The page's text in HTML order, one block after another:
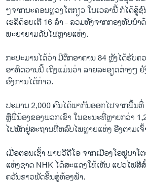
ໆຈາກນະຄອນຫຼວງໂຕກຽວ ໃນເວລານີ້ ກໍໄດ້ສູ້
ເຮລິຄ໊ອບເຕີ 16 ລຳ - ລວມທັງຈາກກອງທັບນຳ
ພະຍາຍາມດັບໄຟຫຼາຍແຫ່ງ.
ກະປະມານໄດ້ວ່າ ມີຕຶກອາຄານ 84 ຫຼັງໄດ້ຮັບຄ
ອາທິດວານນີ້ ເຖິງແມ່ນວ່າ ລາຍລະອຽດຕ່າງໆ
ອົງການໄດ້ກ່າວ.
ປະມານ 2,000 ຄົນໄດ້ພາກັນອອກໄປຈາກພື້ນ
ຫຼືພີ່ນ້ອງຂອງພວກເຂົາ ໃນຂະນະທີ່ຫຼາຍກວ່າ
ໄປພັກຢູ່ສະຖານທີ່ຫລົບໄພຫຼາຍແຫ່ງ ອີງຕາມເ
ເມື່ອຕອນເຊົ້າ ພາບວີດີໂອ ຈາກເມືອງໂອຟູນາ
ແຫ່ງຊາດ NHK ໄດ້ສະແດງໃຫ້ເຫັນ ແປວໄຟ
ຄວັນຂາວພັດຂຶ້ນສູ່ທ້ອງຟ້າ.